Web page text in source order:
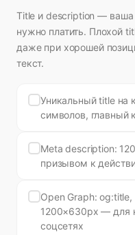
Title и description — ваша
нужно платить. Плохой
даже при хорошей
текст.
Уникальный title на
символов, главный
Meta description:
призывом к
Open Graph:
1200×630px — для
соцсетях